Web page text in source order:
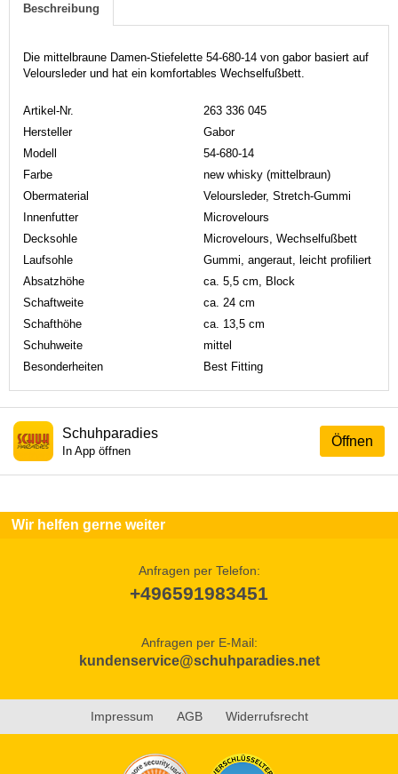
Beschreibung
Die mittelbraune Damen-Stiefelette 54-680-14 von gabor basiert auf
Veloursleder und hat ein komfortables Wechselfußbett.
Artikel-Nr.
263 336 045
Hersteller
Gabor
Modell
54-680-14
Farbe
new whisky (mittelbraun)
Obermaterial
Veloursleder, Stretch-Gummi
Innenfutter
Microvelours
Decksohle
Microvelours, Wechselfußbett
Laufsohle
Gummi, angeraut, leicht profiliert
Absatzhöhe
ca. 5,5 cm, Block
Schaftweite
ca. 24 cm
Schafthöhe
ca. 13,5 cm
Schuhweite
mittel
Besonderheiten
Best Fitting
Öffnen
Schuhparadies
In App öffnen
Wir helfen gerne weiter
Anfragen per Telefon:
+496591983451
Anfragen per E-Mail:
kundenservice@schuhparadies.net
Impressum AGB Widerrufsrecht